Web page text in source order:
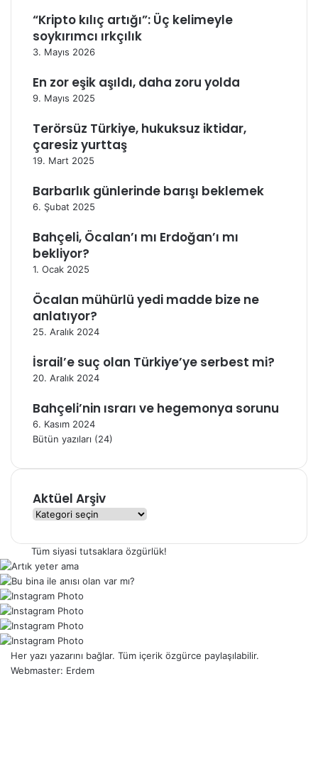
“Kripto kılıç artığı”: Üç kelimeyle
soykırımcı ırkçılık
3. Mayıs 2026
En zor eşik aşıldı, daha zoru yolda
9. Mayıs 2025
Terörsüz Türkiye, hukuksuz iktidar,
çaresiz yurttaş
19. Mart 2025
Barbarlık günlerinde barışı beklemek
6. Şubat 2025
Bahçeli, Öcalan’ı mı Erdoğan’ı mı
bekliyor?
1. Ocak 2025
Öcalan mühürlü yedi madde bize ne
anlatıyor?
25. Aralık 2024
İsrail’e suç olan Türkiye’ye serbest mi?
20. Aralık 2024
Bahçeli’nin ısrarı ve hegemonya sorunu
6. Kasım 2024
Bütün yazıları (24)
Aktüel Arşiv
A
t
e
A
r
ş
i
Tüm siyasi tutsaklara özgürlük!
Her yazı yazarını bağlar. Tüm içerik özgürce paylaşılabilir.
Webmaster: Erdem